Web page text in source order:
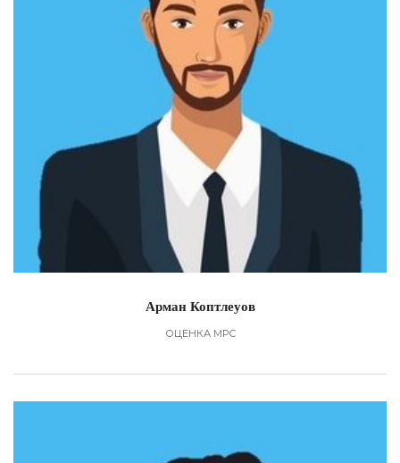
Арман Коптлеуов
ОЦЕНКА МРС